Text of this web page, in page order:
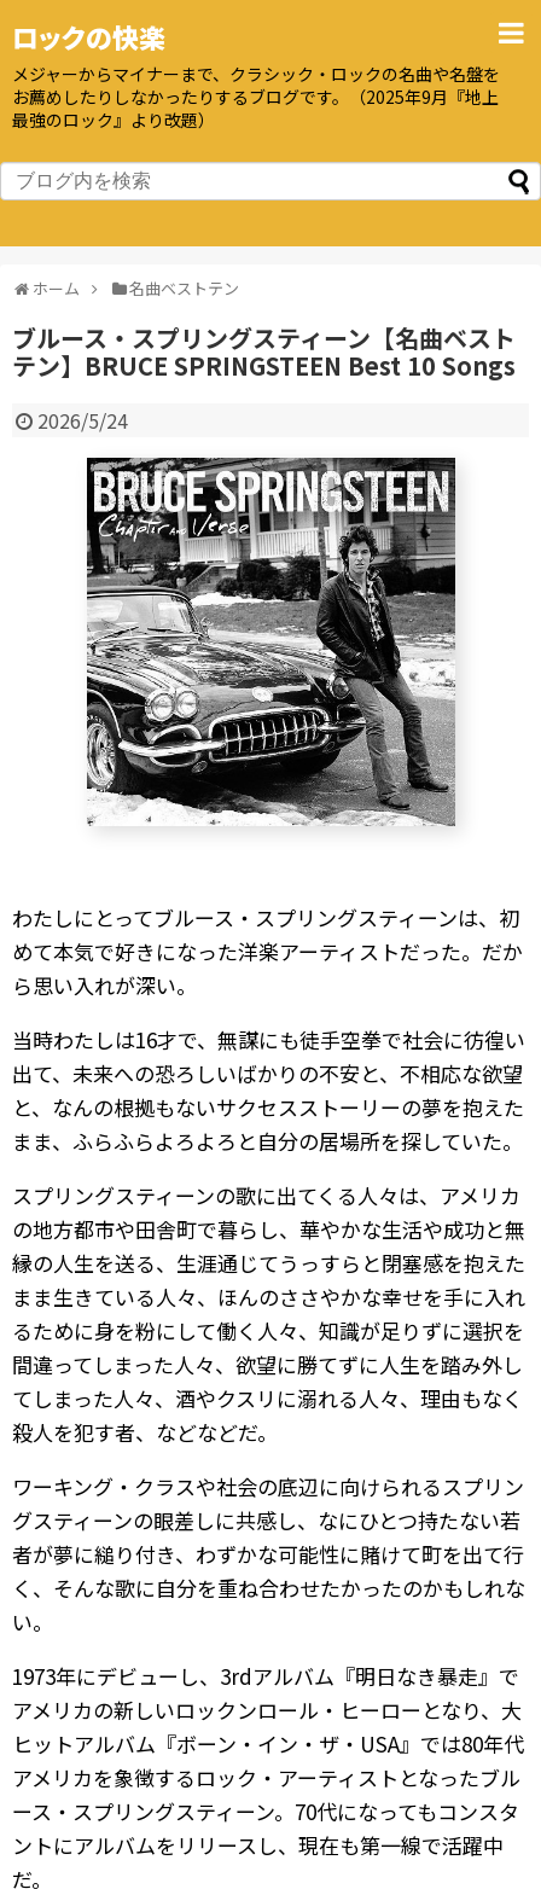
ロックの快楽
メジャーからマイナーまで、クラシック・ロックの名曲や名盤を
お薦めしたりしなかったりするブログです。（2025年9月『地上
最強のロック』より改題）
ホーム 名曲ベストテン
ブルース・スプリングスティーン【名曲ベスト
テン】BRUCE SPRINGSTEEN Best 10 Songs
2026/5/24
わたしにとってブルース・スプリングスティーンは、初
めて本気で好きになった洋楽アーティストだった。だか
ら思い入れが深い。
当時わたしは16才で、無謀にも徒手空拳で社会に彷徨い
出て、未来への恐ろしいばかりの不安と、不相応な欲望
と、なんの根拠もないサクセスストーリーの夢を抱えた
まま、ふらふらよろよろと自分の居場所を探していた。
スプリングスティーンの歌に出てくる人々は、アメリカ
の地方都市や田舎町で暮らし、華やかな生活や成功と無
縁の人生を送る、生涯通じてうっすらと閉塞感を抱えた
まま生きている人々、ほんのささやかな幸せを手に入れ
るために身を粉にして働く人々、知識が足りずに選択を
間違ってしまった人々、欲望に勝てずに人生を踏み外し
てしまった人々、酒やクスリに溺れる人々、理由もなく
殺人を犯す者、などなどだ。
ワーキング・クラスや社会の底辺に向けられるスプリン
グスティーンの眼差しに共感し、なにひとつ持たない若
者が夢に縋り付き、わずかな可能性に賭けて町を出て行
く、そんな歌に自分を重ね合わせたかったのかもしれな
い。
1973年にデビューし、3rdアルバム『明日なき暴走』で
アメリカの新しいロックンロール・ヒーローとなり、大
ヒットアルバム『ボーン・イン・ザ・USA』では80年代
アメリカを象徴するロック・アーティストとなったブル
ース・スプリングスティーン。70代になってもコンスタ
ントにアルバムをリリースし、現在も第一線で活躍中
だ。